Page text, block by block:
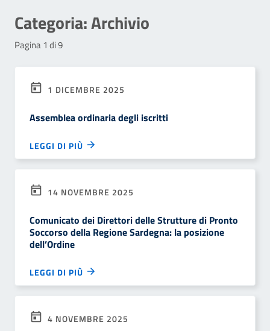
Categoria:Archivio
Pagina 1 di 9
1 DICEMBRE 2025
Assemblea ordinaria degli iscritti
LEGGI DI PIÙ
14 NOVEMBRE 2025
Comunicato dei Direttori delle Strutture di Pronto
Soccorso della Regione Sardegna: la posizione
dell’Ordine
LEGGI DI PIÙ
4 NOVEMBRE 2025